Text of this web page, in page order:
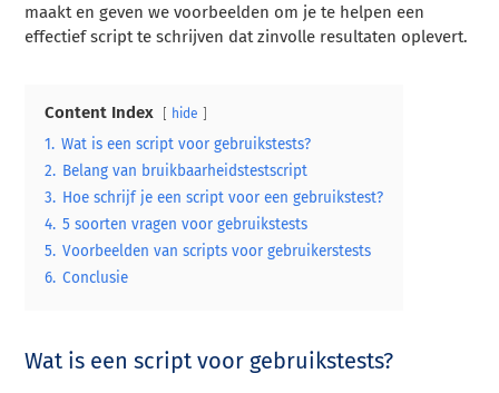
maakt en geven we voorbeelden om je te helpen een
effectief script te schrijven dat zinvolle resultaten oplevert.
Content Index hide
1. Wat is een script voor gebruikstests?
2. Belang van bruikbaarheidstestscript
3. Hoe schrijf je een script voor een gebruikstest?
4. 5 soorten vragen voor gebruikstests
5. Voorbeelden van scripts voor gebruikerstests
6. Conclusie
Wat is een script voor gebruikstests?